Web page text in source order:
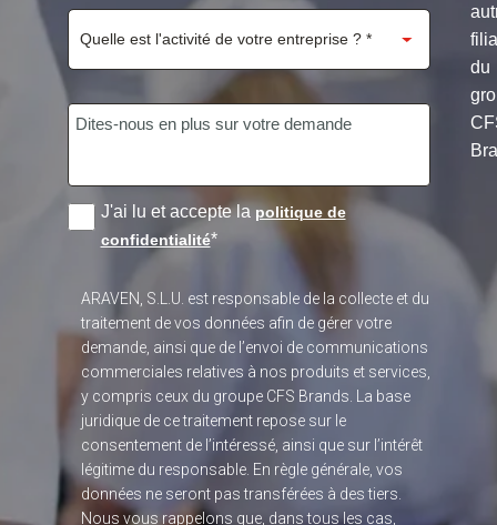
du
J'ai lu et accepte la politique de
confidentialité*
ARAVEN, S.L.U. est responsable de la collecte et du
traitement de vos données afin de gérer votre
demande, ainsi que de l’envoi de communications
commerciales relatives à nos produits et services,
y compris ceux du groupe CFS Brands. La base
juridique de ce traitement repose sur le
consentement de l’intéressé, ainsi que sur l’intérêt
légitime du responsable. En règle générale, vos
données ne seront pas transférées à des tiers.
Nous vous rappelons que, dans tous les cas,